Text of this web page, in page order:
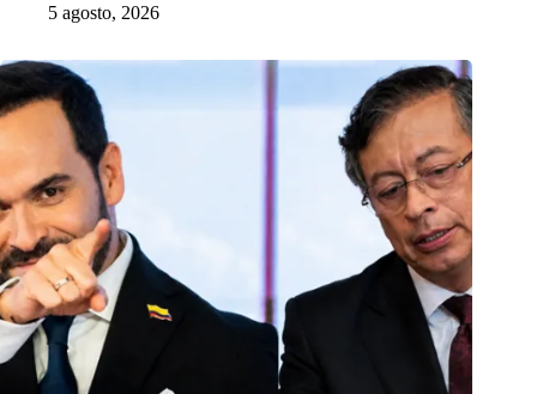
5 agosto, 2026